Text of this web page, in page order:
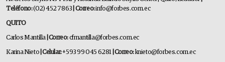
Teléfono:(02) 452 7863 | Correo:info@forbes.com.ec
QUITO
Carlos Mantilla | Correo:cfmantilla@forbes.com.ec
Karina Nieto | Celular:+593 99 045 6281 | Correo:knieto@forbes.com.ec